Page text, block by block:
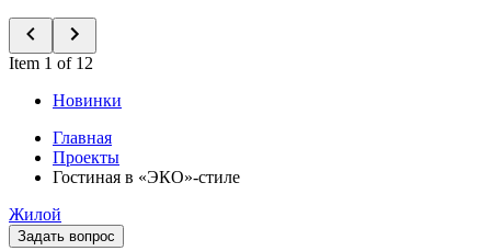
Item 1 of 12
Новинки
Главная
Проекты
Гостиная в «ЭКО»-стиле
Жилой
Задать вопрос